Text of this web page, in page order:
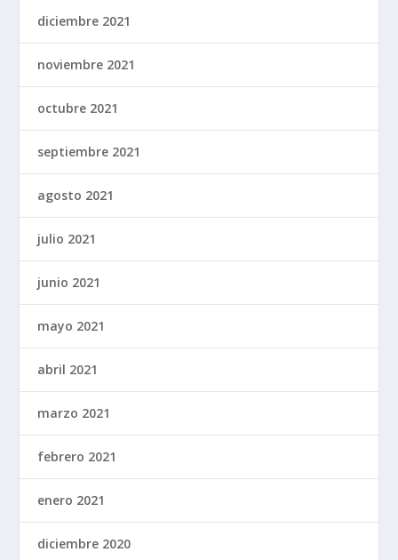
diciembre 2021
noviembre 2021
octubre 2021
septiembre 2021
agosto 2021
julio 2021
junio 2021
mayo 2021
abril 2021
marzo 2021
febrero 2021
enero 2021
diciembre 2020